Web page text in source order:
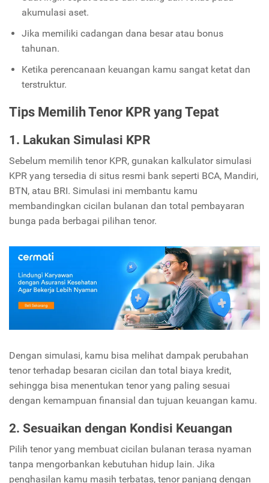
akumulasi aset.
Jika memiliki cadangan dana besar atau bonus
tahunan.
Ketika perencanaan keuangan kamu sangat ketat dan
terstruktur.
Tips Memilih Tenor KPR yang Tepat
1. Lakukan Simulasi KPR
Sebelum memilih tenor KPR, gunakan kalkulator simulasi
KPR yang tersedia di situs resmi bank seperti BCA, Mandiri,
BTN, atau BRI. Simulasi ini membantu kamu
membandingkan cicilan bulanan dan total pembayaran
bunga pada berbagai pilihan tenor.
Dengan simulasi, kamu bisa melihat dampak perubahan
tenor terhadap besaran cicilan dan total biaya kredit,
sehingga bisa menentukan tenor yang paling sesuai
dengan kemampuan finansial dan tujuan keuangan kamu.
2. Sesuaikan dengan Kondisi Keuangan
Pilih tenor yang membuat cicilan bulanan terasa nyaman
tanpa mengorbankan kebutuhan hidup lain. Jika
penghasilan kamu masih terbatas, tenor panjang dengan